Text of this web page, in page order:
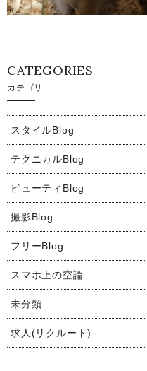
CATEGORIES
カテゴリ
スタイルBlog
テクニカルBlog
ビューティBlog
撮影Blog
フリーBlog
スマホ上の空論
未分類
求人(リクルート)